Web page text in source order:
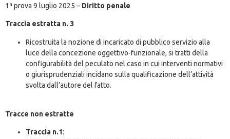
1ª prova 9 luglio 2025 – Diritto penale
Traccia estratta n. 3
Ricostruita la nozione di incaricato di pubblico servizio alla
luce della concezione oggettivo-funzionale, si tratti della
configurabilità del peculato nel caso in cui interventi normativi
o giurisprudenziali incidano sulla qualificazione dell’attività
svolta dall’autore del fatto.
Tracce non estratte
Traccia n.1: